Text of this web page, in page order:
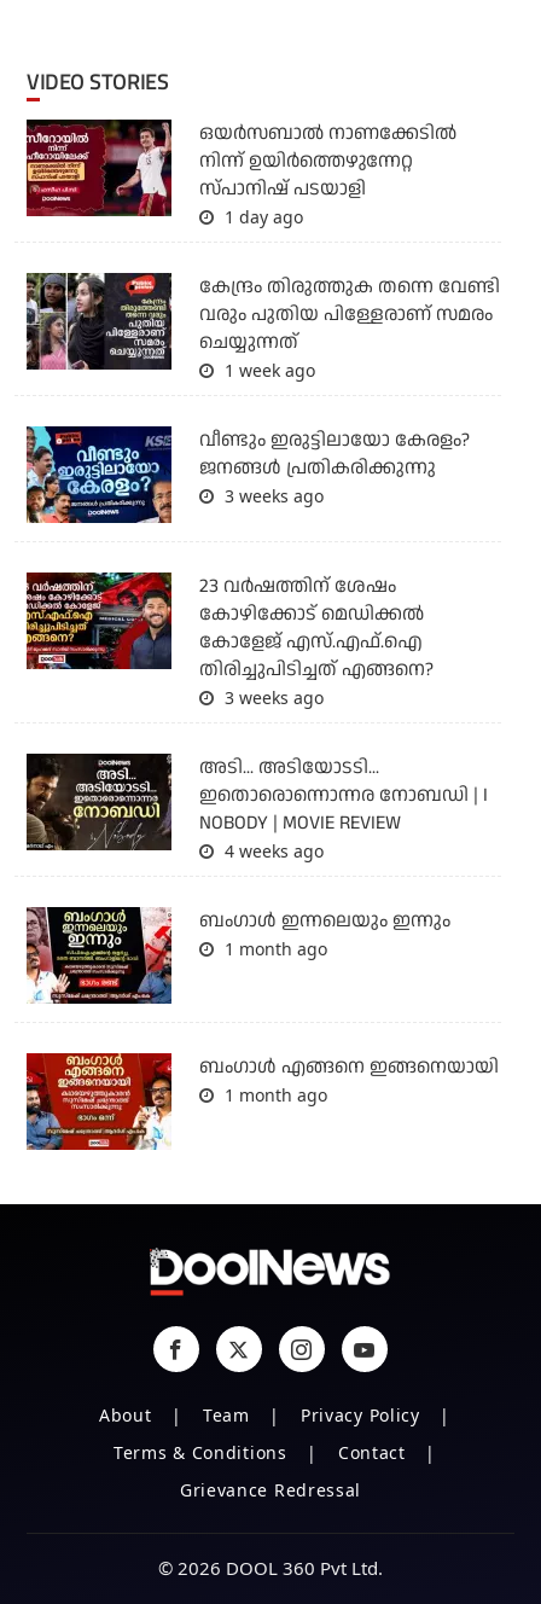
VIDEO STORIES
ഒയര്‍സബാൽ നാണക്കേടിൽ
നിന്ന് ഉയിർത്തെഴുന്നേറ്റ
സ്പാനിഷ് പടയാളി
1 day ago
കേന്ദ്രം തിരുത്തുക തന്നെ വേണ്ടി
വരും പുതിയ പിള്ളേരാണ് സമരം
ചെയ്യുന്നത്
1 week ago
വീണ്ടും ഇരുട്ടിലായോ കേരളം?
ജനങ്ങൾ പ്രതികരിക്കുന്നു
3 weeks ago
23 വർഷത്തിന് ശേഷം
കോഴിക്കോട് മെഡിക്കൽ
കോളേജ് എസ്.എഫ്.ഐ
തിരിച്ചുപിടിച്ചത് എങ്ങനെ?
3 weeks ago
അടി... അടിയോടടി...
ഇതൊരൊന്നൊന്നര നോബഡി | I
NOBODY | MOVIE REVIEW
4 weeks ago
ബംഗാള്‍ ഇന്നലെയും ഇന്നും
1 month ago
ബം​ഗാൾ എങ്ങനെ ഇങ്ങനെയായി
1 month ago
About Team
Privacy Policy
Terms & Conditions
Contact
Grievance Redressal
© 2026 DOOL 360 Pvt Ltd.